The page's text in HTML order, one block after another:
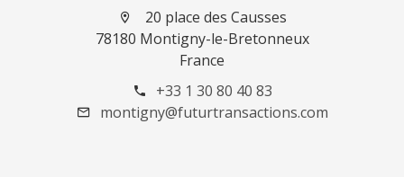
20 place des Causses
78180 Montigny-le-Bretonneux
France
+33 1 30 80 40 83
montigny@futurtransactions.com